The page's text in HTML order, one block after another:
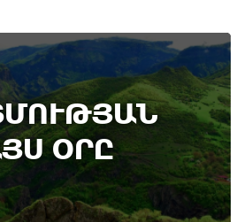
ՕՐԸ
August
Գառնիի ճակատամարտը.
այս օրը (8 օգոստոս)